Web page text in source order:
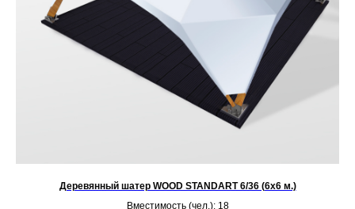
Деревянный шатер WOOD STANDART 6/36 (6х6 м.)
Вместимость (чел.): 18